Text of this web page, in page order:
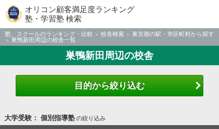
オリコン顧客満足度ランキング
塾・学習塾 検索
塾、スクールのランキング・比較 校舎検索
東京都の駅・市区町村から探す
巣鴨新田周辺の校舎一覧
巣鴨新田周辺の校舎
目的から絞り込む
大学受験： 個別指導塾の絞り込み